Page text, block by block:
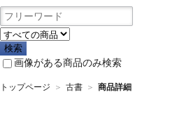
画像がある商品のみ検索
トップページ ＞ 古書 ＞ 商品詳細